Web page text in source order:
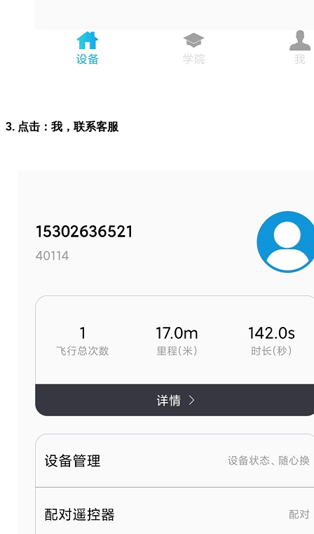
3. 点击：我，联系客服